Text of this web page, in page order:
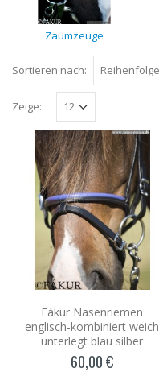
Zaumzeuge
Sortieren nach:
Zeige:
Fákur Nasenriemen
englisch-kombiniert weich
unterlegt blau silber
60,00 €